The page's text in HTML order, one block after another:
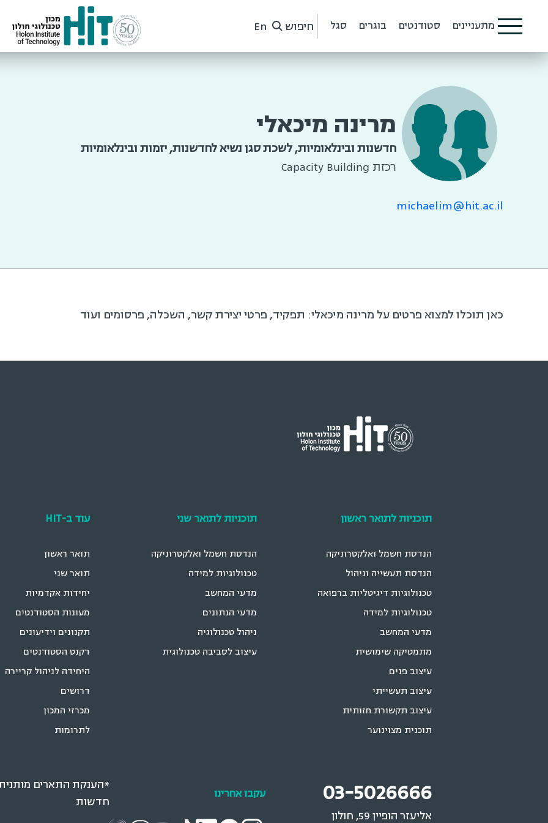
מתעניינים סטודנטים בוגרים סגל חיפוש En
michaelim@hit.ac.il
מרינה מיכאלי
חדשנות ובינלאומיות, לשכת סגן נשיא לחדשנות, יזמות ובינלאומיות
רכזת Capacity Building
כאן תוכלו למצוא פרטים על מרינה מיכאלי: תפקיד, פרטי יצירת קשר, השכלה, פרסומים ועוד
תוכניות לתואר ראשון
הנדסת חשמל ואלקטרוניקה
הנדסת תעשייה וניהול
טכנולוגיות דיגיטליות ברפואה
טכנולוגיות למידה
מדעי המחשב
מתמטיקה שימושית
עיצוב פנים
עיצוב תעשייתי
עיצוב תקשורת חזותית
תוכנית מצוינוער
תוכניות לתואר שני
הנדסת חשמל ואלקטרוניקה
טכנולוגיות למידה
מדעי המחשב
מדעי הנתונים
ניהול טכנולוגיה
עיצוב לסביבה טכנולוגית
עוד ב-HIT
תואר ראשון
תואר שני
יחידות אקדמיות
מעונות הסטודנטים
תקנונים וידיעונים
דקנט הסטודנטים
היחידה לניהול קריירה
דרושים
מכרזי המכון
לתרומות
03-5026666
אליעזר הופיין 59, חולון
עקבו אחרינו
*הענקת התארים
חדשות